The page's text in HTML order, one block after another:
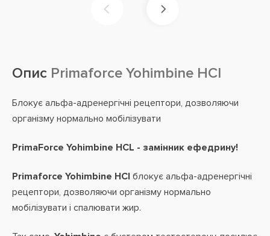
Опис Primaforce Yohimbine HCl
Блокує альфа-адренергічні рецептори, дозволяючи
організму нормально мобілізувати
PrimaForce Yohimbine HCL - замінник ефедрину!
Primaforce Yohimbine HCl блокує альфа-адренергічні
рецептори, дозволяючи організму нормально
мобілізувати і спалювати жир.